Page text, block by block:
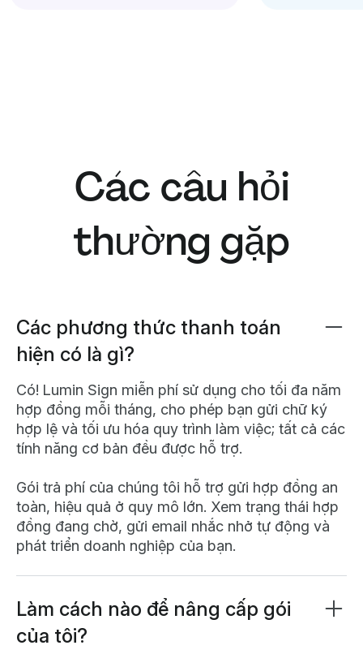
Các câu hỏi
thường gặp
Các phương thức thanh toán
hiện có là gì?
Có! Lumin Sign miễn phí sử dụng cho tối đa năm
hợp đồng mỗi tháng, cho phép bạn gửi chữ ký
hợp lệ và tối ưu hóa quy trình làm việc; tất cả các
tính năng cơ bản đều được hỗ trợ.
Gói trả phí của chúng tôi hỗ trợ gửi hợp đồng an
toàn, hiệu quả ở quy mô lớn. Xem trạng thái hợp
đồng đang chờ, gửi email nhắc nhở tự động và
phát triển doanh nghiệp của bạn.
Làm cách nào để nâng cấp gói
của tôi?